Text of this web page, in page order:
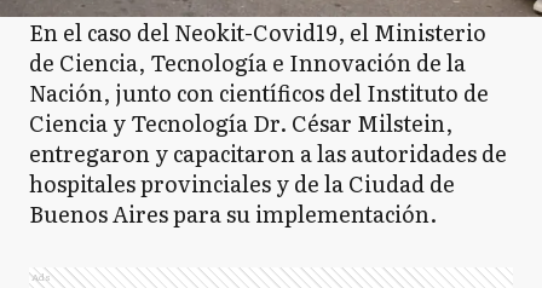
En el caso del Neokit-Covid19, el Ministerio
de Ciencia, Tecnología e Innovación de la
Nación, junto con científicos del Instituto de
Ciencia y Tecnología Dr. César Milstein,
entregaron y capacitaron a las autoridades de
hospitales provinciales y de la Ciudad de
Buenos Aires para su implementación.
Ads